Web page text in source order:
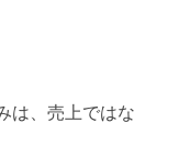
は、売上ではな